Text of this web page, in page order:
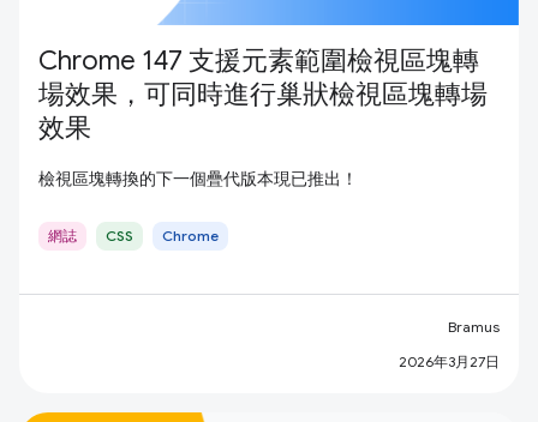
Chrome 147 支援元素範圍檢視區塊轉
場效果，可同時進行巢狀檢視區塊轉場
效果
檢視區塊轉換的下一個疊代版本現已推出！
網誌 CSS Chrome
Bramus
2026年3月27日